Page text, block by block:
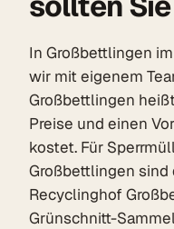
In Großbettlingen im
wir mit eigenem
Großbettlingen
Preise und einen
kostet. Für
Großbettlingen
Recyclinghof
Grünschnitt-